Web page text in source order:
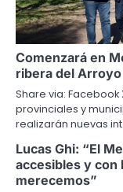
Comenzará en
ribera del Arroyo
Share via: Facebook
provinciales y
realizarán nuevas
Lucas Ghi: “El
accesibles y con
merecemos”